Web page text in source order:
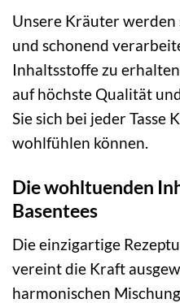
Unsere Kräuter
und schonend
Inhaltsstoffe zu
auf höchste Qualität
Sie sich bei jeder Tasse
wohlfühlen können.
Die wohltuenden
Basentees
Die einzigartige
vereint die Kraft
harmonischen